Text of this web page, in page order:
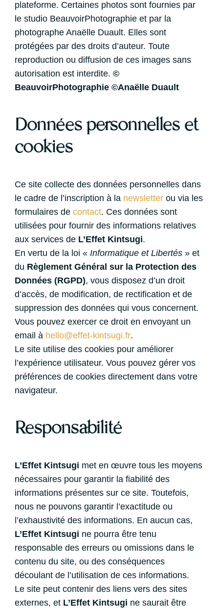
plateforme. Certaines photos sont fournies par
le studio BeauvoirPhotographie et par la
photographe Anaëlle Duault. Elles sont
protégées par des droits d’auteur. Toute
reproduction ou diffusion de ces images sans
autorisation est interdite. ©
BeauvoirPhotographie ©Anaëlle Duault
Données personnelles et
cookies
Ce site collecte des données personnelles dans
le cadre de l’inscription à la newsletter ou via les
formulaires de contact. Ces données sont
utilisées pour fournir des informations relatives
aux services de L’Effet Kintsugi.
En vertu de la loi « Informatique et Libertés » et
du Règlement Général sur la Protection des
Données (RGPD), vous disposez d’un droit
d’accès, de modification, de rectification et de
suppression des données qui vous concernent.
Vous pouvez exercer ce droit en envoyant un
email à hello@effet-kintsugi.fr.
Le site utilise des cookies pour améliorer
l’expérience utilisateur. Vous pouvez gérer vos
préférences de cookies directement dans votre
navigateur.
Responsabilité
L’Effet Kintsugi met en œuvre tous les moyens
nécessaires pour garantir la fiabilité des
informations présentes sur ce site. Toutefois,
nous ne pouvons garantir l’exactitude ou
l’exhaustivité des informations. En aucun cas,
L’Effet Kintsugi ne pourra être tenu
responsable des erreurs ou omissions dans le
contenu du site, ou des conséquences
découlant de l’utilisation de ces informations.
Le site peut contenir des liens vers des sites
externes, et L’Effet Kintsugi ne saurait être